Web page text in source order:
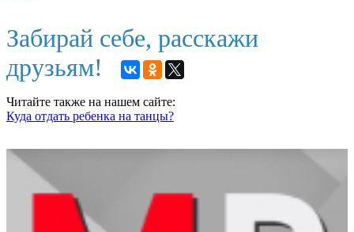
Забирай себе, расскажи
друзьям!
Читайте также на нашем сайте:
Куда отдать ребенка на танцы?